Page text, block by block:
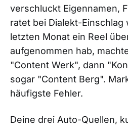
verschluckt Eigennamen,
ratet bei Dialekt-Einschlag
letzten Monat ein Reel
aufgenommen hab,
"Content Werk", dann
sogar "Content Berg".
häufigste Fehler.
Deine drei Auto-Quellen,